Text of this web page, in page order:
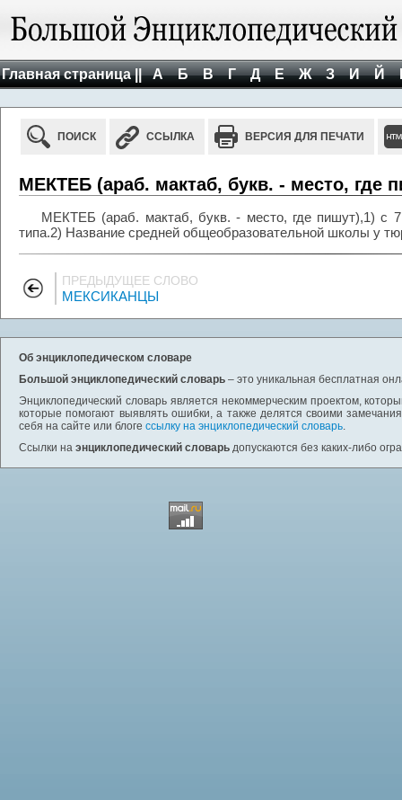
Главная страница || А Б В Г Д Е Ж З И Й
ПОИСК ССЫЛКА ВЕРСИЯ ДЛЯ ПЕЧАТИ
МЕКТЕБ (араб. мактаб, букв. - место, где
МЕКТЕБ (араб. мактаб, букв. - место, где пишут),1) с
типа.2) Название средней общеобразовательной школы у
ПРЕДЫДУЩЕЕ СЛОВО
МЕКСИКАНЦЫ
Об энциклопедическом словаре
Большой энциклопедический словарь – это уникальная бесплатная
Энциклопедический словарь является некоммерческим проектом,
которые помогают выявлять ошибки, а также делятся своими
себя на сайте или блоге ссылку на энциклопедический словарь.
Ссылки на энциклопедический словарь допускаются без каких-либо